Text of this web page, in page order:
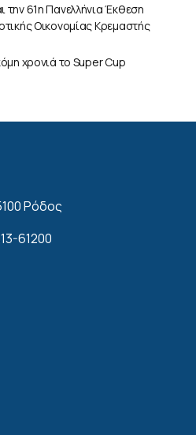
την 61η Πανελλήνια Έκθεση
Οικονομίας Κρεμαστής
χρονιά το Super Cup
Ρόδος
61200